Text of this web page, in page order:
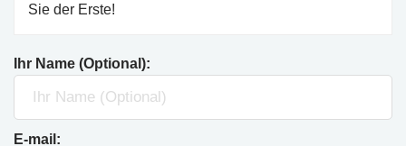
Sie der Erste!
Ihr Name (Optional):
E-mail: